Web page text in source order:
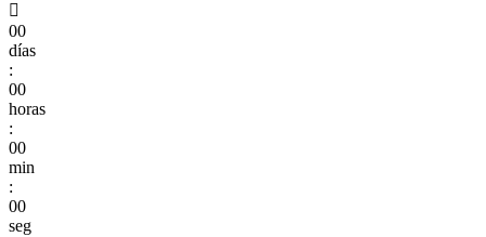

00
días
:
00
horas
:
00
min
:
00
seg